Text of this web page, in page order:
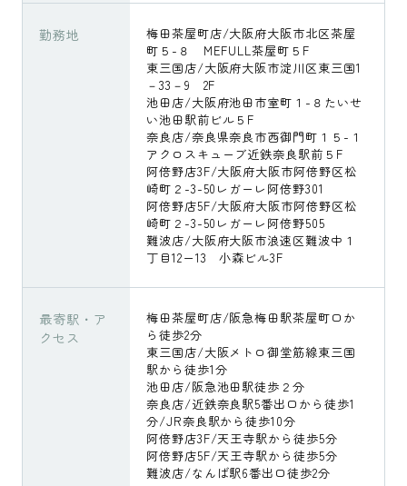
勤務地
梅田茶屋町店/大阪府大阪市北区茶屋
町５-８ MEFULL茶屋町５F
東三国店/大阪府大阪市淀川区東三国1
－33－9 2F
池田店/大阪府池田市室町１-８たいせ
い池田駅前ビル５F
奈良店/奈良県奈良市西御門町１５-１
アクロスキューブ近鉄奈良駅前５F
阿倍野店3F/大阪府大阪市阿倍野区松
崎町２-3-50レガーレ阿倍野301
阿倍野店5F/大阪府大阪市阿倍野区松
崎町２-3-50レガーレ阿倍野505
難波店/大阪府大阪市浪速区難波中１
丁目12ー13 小森ビル3F
最寄駅・ア
クセス
梅田茶屋町店/阪急梅田駅茶屋町口か
ら徒歩2分
東三国店/大阪メトロ御堂筋線東三国
駅から徒歩1分
池田店/阪急池田駅徒歩２分
奈良店/近鉄奈良駅5番出口から徒歩1
分/JR奈良駅から徒歩10分
阿倍野店3F/天王寺駅から徒歩5分
阿倍野店5F/天王寺駅から徒歩5分
難波店/なんば駅6番出口徒歩2分